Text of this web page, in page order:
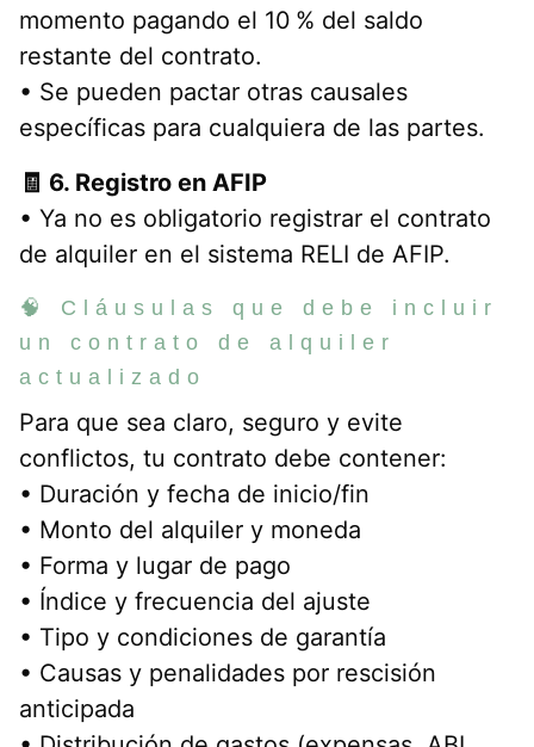
momento pagando el 10 % del saldo
restante del contrato.
• Se pueden pactar otras causales
específicas para cualquiera de las partes.
🧾 6. Registro en AFIP
• Ya no es obligatorio registrar el contrato
de alquiler en el sistema RELI de AFIP.
🧠 Cláusulas que debe incluir
un contrato de alquiler
actualizado
Para que sea claro, seguro y evite
conflictos, tu contrato debe contener:
• Duración y fecha de inicio/fin
• Monto del alquiler y moneda
• Forma y lugar de pago
• Índice y frecuencia del ajuste
• Tipo y condiciones de garantía
• Causas y penalidades por rescisión
anticipada